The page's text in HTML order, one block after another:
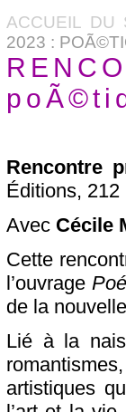
ACCUEIL DU
2023 :
Rencontre
Éditions,
Avec Cécile
Cette
l’ouvrage
de la
Lié à la
artistiques